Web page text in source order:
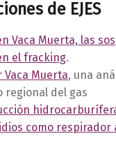
de EJES
Vaca Muerta, las
el fracking.
Vaca Muerta, una
regional del gas
como respirador